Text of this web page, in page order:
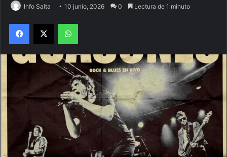
Info Salta 10 junio, 2026 0 Lectura de 1 minuto
Facebook
X WhatsApp